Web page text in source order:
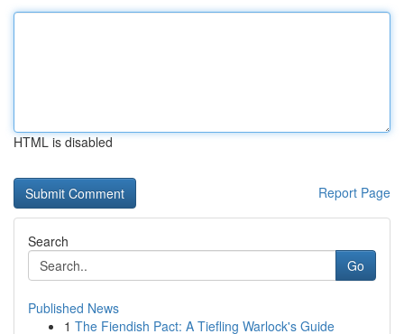
HTML is disabled
Report Page
Search
Go
Published News
1 The Fiendish Pact: A Tiefling Warlock's Guide